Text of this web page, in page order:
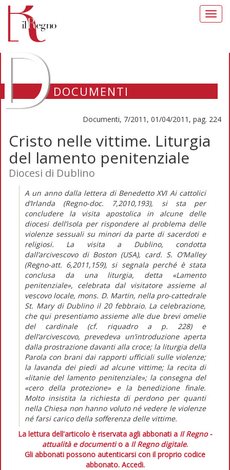
DOCUMENTI
Documenti, 7/2011, 01/04/2011, pag. 224
Cristo nelle vittime. Liturgia
del lamento penitenziale
Diocesi di Dublino
A un anno dalla lettera di Benedetto XVI Ai cattolici
d’Irlanda (Regno-doc. 7,2010,193), si sta per
concludere la visita apostolica in alcune delle
diocesi dell’isola per rispondere al problema delle
violenze sessuali su minori da parte di sacerdoti e
religiosi. La visita a Dublino, condotta
dall’arcivescovo di Boston (USA), card. S. O’Malley
(Regno-att. 6,2011,159), si segnala perché è stata
conclusa da una liturgia, detta «Lamento
penitenziale», celebrata dal visitatore assieme al
vescovo locale, mons. D. Martin, nella pro-cattedrale
St. Mary di Dublino il 20 febbraio. La celebrazione,
che qui presentiamo assieme alle due brevi omelie
del cardinale (cf. riquadro a p. 228) e
dell’arcivescovo, prevedeva un’introduzione aperta
dalla prostrazione davanti alla croce; la liturgia della
Parola con brani dai rapporti ufficiali sulle violenze;
la lavanda dei piedi ad alcune vittime; la recita di
«litanie del lamento penitenziale»; la consegna del
«cero della protezione» e la benedizione finale.
Molto insistita la richiesta di perdono per quanti
nella Chiesa non hanno voluto né vedere le violenze
né farsi carico della sofferenza delle vittime.
La lettura dell'articolo è riservata agli abbonati a Il Regno -
attualità e documentio a Il Regno digitale.
Gli abbonati possono autenticarsi con il proprio codice
abbonato. Accedi.